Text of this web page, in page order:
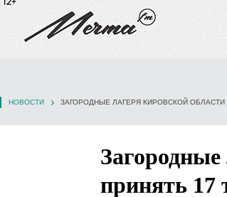
НОВОСТИ ЗАГОРОДНЫЕ ЛАГЕРЯ КИРОВСКОЙ
принять 17